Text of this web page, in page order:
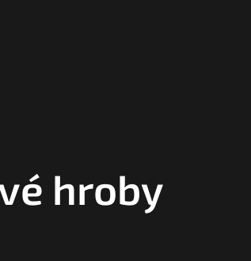
hroby